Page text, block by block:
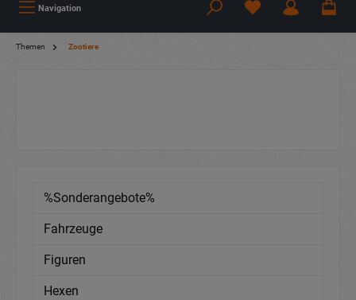
Navigation
Themen Zootiere
%Sonderangebote%
Fahrzeuge
Figuren
Hexen